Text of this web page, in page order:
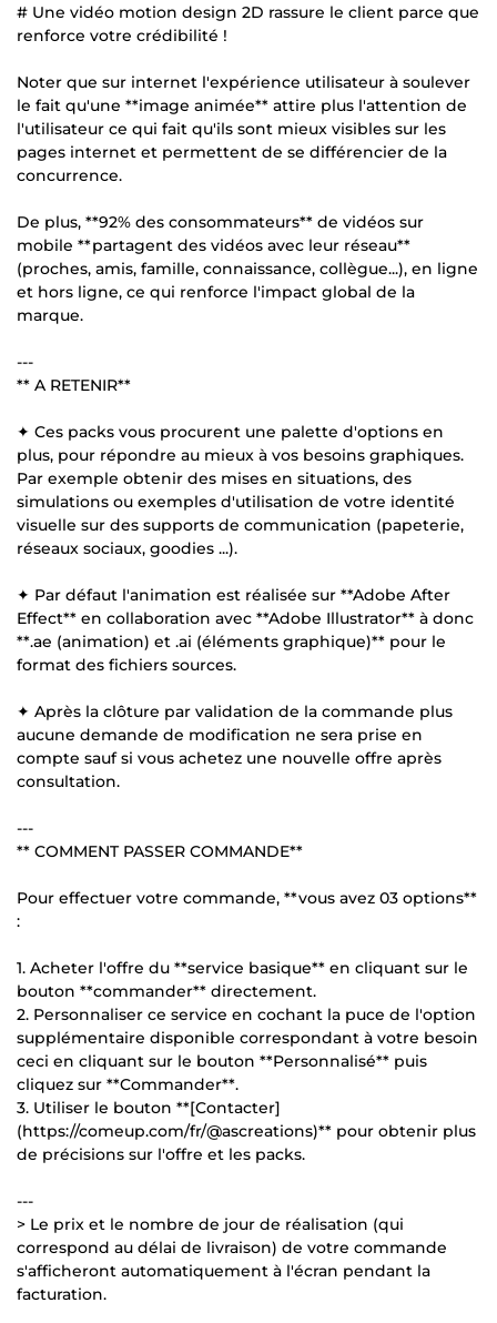
# Une vidéo motion design 2D rassure le client parce que
renforce votre crédibilité !
Noter que sur internet l'expérience utilisateur à soulever
le fait qu'une **image animée** attire plus l'attention de
l'utilisateur ce qui fait qu'ils sont mieux visibles sur les
pages internet et permettent de se différencier de la
concurrence.
De plus, **92% des consommateurs** de vidéos sur
mobile **partagent des vidéos avec leur réseau**
(proches, amis, famille, connaissance, collègue...), en ligne
et hors ligne, ce qui renforce l'impact global de la
marque.
---
** A RETENIR**
✦ Ces packs vous procurent une palette d'options en
plus, pour répondre au mieux à vos besoins graphiques.
Par exemple obtenir des mises en situations, des
simulations ou exemples d'utilisation de votre identité
visuelle sur des supports de communication (papeterie,
réseaux sociaux, goodies ...).
✦ Par défaut l'animation est réalisée sur **Adobe After
Effect** en collaboration avec **Adobe Illustrator** à donc
**.ae (animation) et .ai (éléments graphique)** pour le
format des fichiers sources.
✦ Après la clôture par validation de la commande plus
aucune demande de modification ne sera prise en
compte sauf si vous achetez une nouvelle offre après
consultation.
---
** COMMENT PASSER COMMANDE**
Pour effectuer votre commande, **vous avez 03 options**
:
1. Acheter l'offre du **service basique** en cliquant sur le
bouton **commander** directement.
2. Personnaliser ce service en cochant la puce de l'option
supplémentaire disponible correspondant à votre besoin
ceci en cliquant sur le bouton **Personnalisé** puis
cliquez sur **Commander**.
3. Utiliser le bouton **[Contacter]
(https://comeup.com/fr/@ascreations)** pour obtenir plus
de précisions sur l'offre et les packs.
---
> Le prix et le nombre de jour de réalisation (qui
correspond au délai de livraison) de votre commande
s'afficheront automatiquement à l'écran pendant la
facturation.